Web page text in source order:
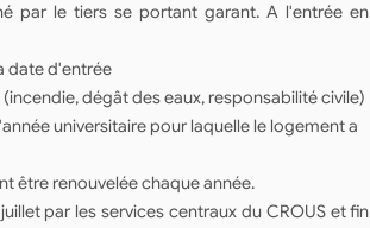
par le tiers se portant garant. A l'entrée en
date d'entrée
dégât des eaux, responsabilité civile)
universitaire pour laquelle le logement a
être renouvelée chaque année.
par les services centraux du CROUS et fin